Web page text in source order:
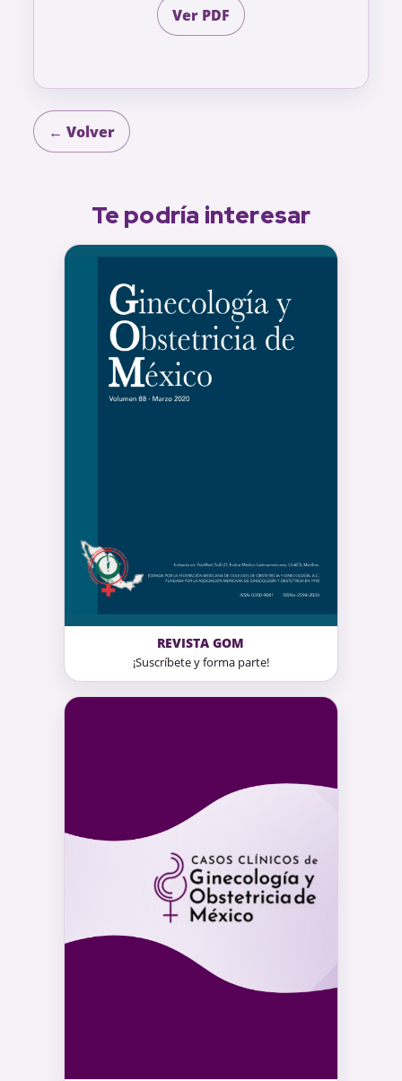
Ver PDF
← Volver
Te podría interesar
REVISTA GOM
¡Suscríbete y forma parte!